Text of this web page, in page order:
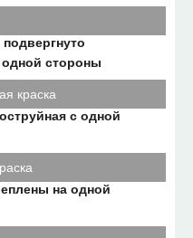
одной стороны
краска
с одной
на одной